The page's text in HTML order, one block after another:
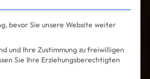
bevor Sie unsere Website weiter
und Ihre Zustimmung zu freiwilligen
Sie Ihre Erziehungsberechtigten